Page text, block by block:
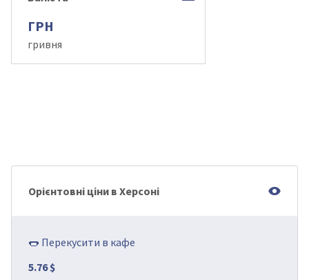
ГРН
гривня
Орієнтовні ціни в Херсоні
🌭 Перекусити в кафе
5.76 $